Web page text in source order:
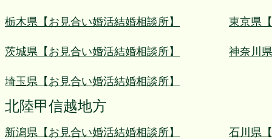
栃木県【お見合い婚活結婚相談所】
茨城県【お見合い婚活結婚相談所】
埼玉県【お見合い婚活結婚相談所】
東京県
神奈川
北陸甲信越地方
新潟県【お見合い婚活結婚相談所】 石川県